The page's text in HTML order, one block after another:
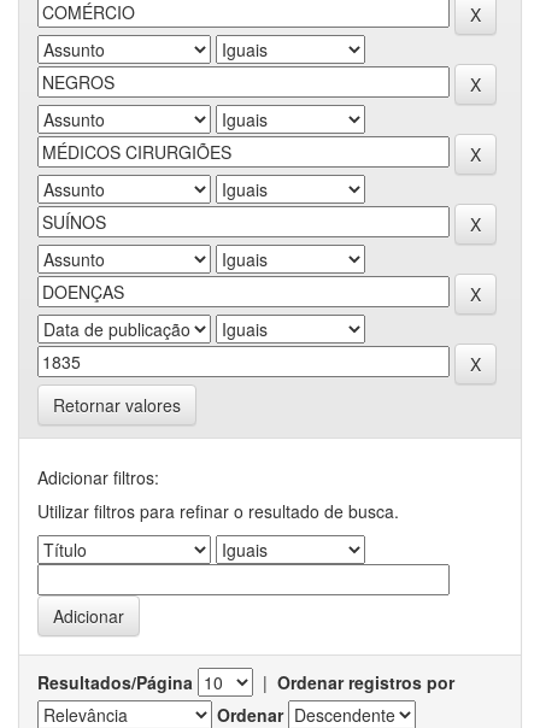
Retornar valores
Adicionar filtros:
Utilizar filtros para refinar o resultado de busca.
Resultados/Página | Ordenar registros por
Ordenar